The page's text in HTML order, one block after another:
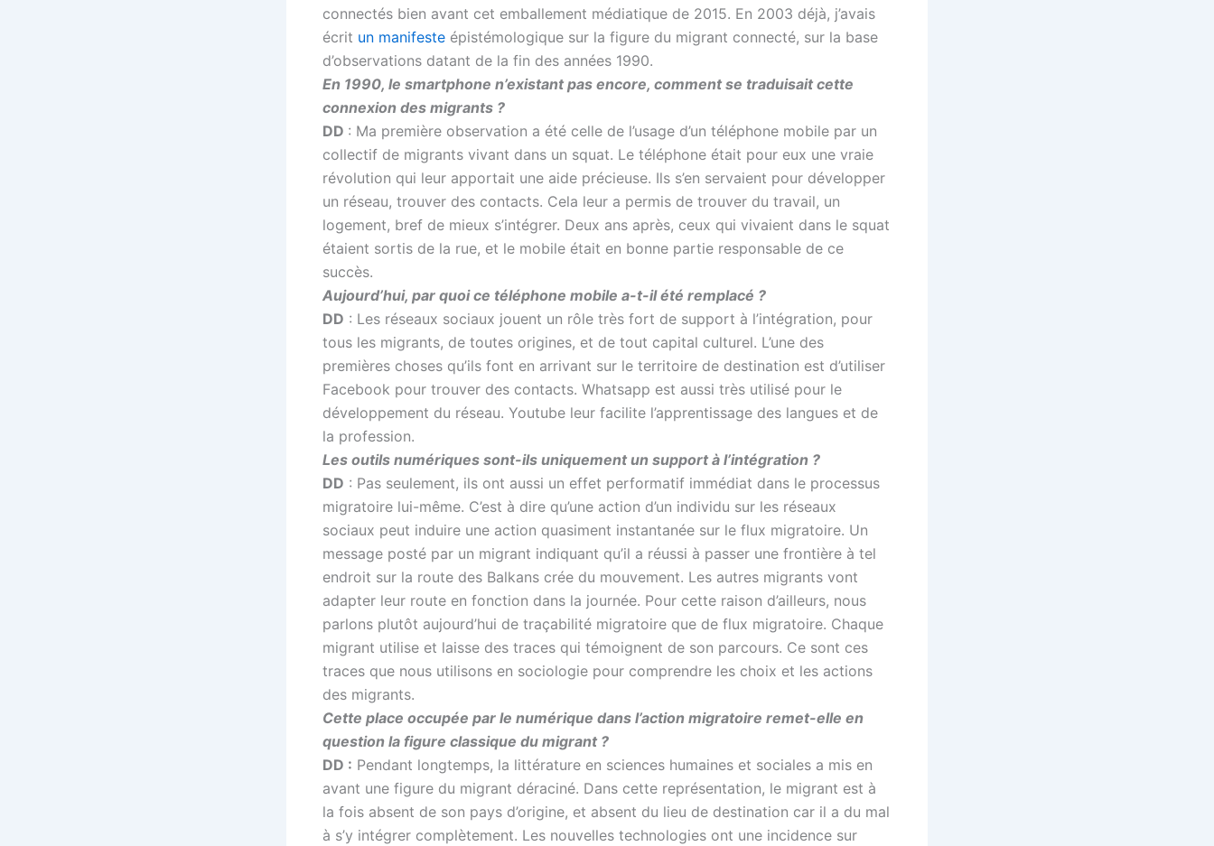
connectés bien avant cet emballement médiatique de 2015. En 2003 déjà, j’avais
écrit un manifeste épistémologique sur la figure du migrant connecté, sur la base
d’observations datant de la fin des années 1990.
En 1990, le smartphone n’existant pas encore, comment se traduisait cette
connexion des migrants ?
DD : Ma première observation a été celle de l’usage d’un téléphone mobile par un
collectif de migrants vivant dans un squat. Le téléphone était pour eux une vraie
révolution qui leur apportait une aide précieuse. Ils s’en servaient pour développer
un réseau, trouver des contacts. Cela leur a permis de trouver du travail, un
logement, bref de mieux s’intégrer. Deux ans après, ceux qui vivaient dans le squat
étaient sortis de la rue, et le mobile était en bonne partie responsable de ce
succès.
Aujourd’hui, par quoi ce téléphone mobile a-t-il été remplacé ?
DD : Les réseaux sociaux jouent un rôle très fort de support à l’intégration, pour
tous les migrants, de toutes origines, et de tout capital culturel. L’une des
premières choses qu’ils font en arrivant sur le territoire de destination est d’utiliser
Facebook pour trouver des contacts. Whatsapp est aussi très utilisé pour le
développement du réseau. Youtube leur facilite l’apprentissage des langues et de
la profession.
Les outils numériques sont-ils uniquement un support à l’intégration ?
DD : Pas seulement, ils ont aussi un effet performatif immédiat dans le processus
migratoire lui-même. C’est à dire qu’une action d’un individu sur les réseaux
sociaux peut induire une action quasiment instantanée sur le flux migratoire. Un
message posté par un migrant indiquant qu’il a réussi à passer une frontière à tel
endroit sur la route des Balkans crée du mouvement. Les autres migrants vont
adapter leur route en fonction dans la journée. Pour cette raison d’ailleurs, nous
parlons plutôt aujourd’hui de traçabilité migratoire que de flux migratoire. Chaque
migrant utilise et laisse des traces qui témoignent de son parcours. Ce sont ces
traces que nous utilisons en sociologie pour comprendre les choix et les actions
des migrants.
Cette place occupée par le numérique dans l’action migratoire remet-elle en
question la figure classique du migrant ?
DD : Pendant longtemps, la littérature en sciences humaines et sociales a mis en
avant une figure du migrant déraciné. Dans cette représentation, le migrant est à
la fois absent de son pays d’origine, et absent du lieu de destination car il a du mal
à s’y intégrer complètement. Les nouvelles technologies ont une incidence sur